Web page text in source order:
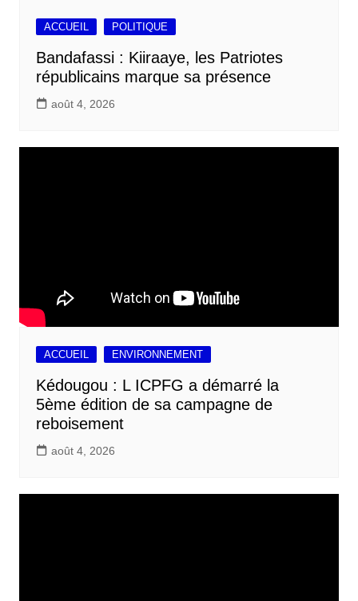
ACCUEIL POLITIQUE
Bandafassi : Kiiraaye, les Patriotes
républicains marque sa présence
août 4, 2026
ACCUEIL ENVIRONNEMENT
Kédougou : L ICPFG a démarré la
5ème édition de sa campagne de
reboisement
août 4, 2026